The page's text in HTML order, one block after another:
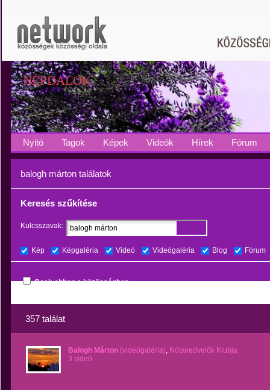
NÉPDALOK
Nyitó Tagok Képek Videók Hírek Fórum
balogh márton találatok
Keresés szűkítése
Kulcsszavak:
Kép Képgaléria Videó Videógaléria Blog Fórum
Csak ebben a közösségben
357 találat
Balogh Márton (videógaléria), Nótakedvelők Klubja
3 videó